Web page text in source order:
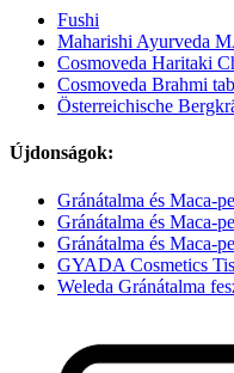
Fushi
Maharishi Ayurveda
Cosmoveda Haritaki
Cosmoveda Brahmi
Österreichische
Újdonságok:
Gránátalma és Maca-
Gránátalma és Maca-
Gránátalma és Maca-
GYADA Cosmetics
Weleda Gránátalma